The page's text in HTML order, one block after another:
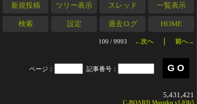
新規投稿 ツリー表示 スレッド 一覧表示
検索 設定 過去ログ HOME
100 / 9993 ←次へ｜ 前へ→
ページ： 記事番号：
5,431,421
C-BOARD Moyuku v1.03b5